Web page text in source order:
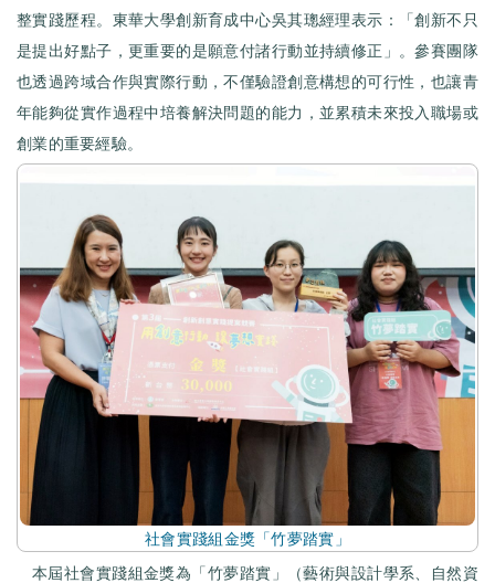
整實踐歷程。東華大學創新育成中心吳其璁經理表示：「創新不只
是提出好點子，更重要的是願意付諸行動並持續修正」。參賽團隊
也透過跨域合作與實際行動，不僅驗證創意構想的可行性，也讓青
年能夠從實作過程中培養解決問題的能力，並累積未來投入職場或
創業的重要經驗。
社會實踐組金獎「竹夢踏實」
本屆社會實踐組金獎為「竹夢踏實」（藝術與設計學系、自然資